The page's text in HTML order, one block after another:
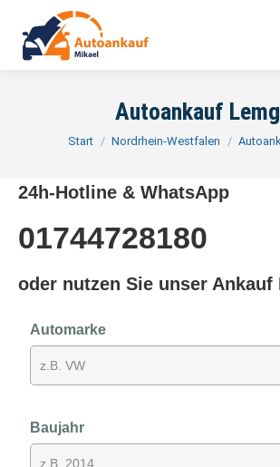
Autoankauf
Sie befinden sich hier:
Start Nordrhein-Westfalen
24h-Hotline & WhatsApp
01744728180
oder nutzen Sie unser Ankauf
Automarke
Baujahr